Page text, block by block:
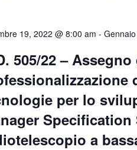
19, 2022 @ 8:00 am -
505/22 –
per lo
Specification
a